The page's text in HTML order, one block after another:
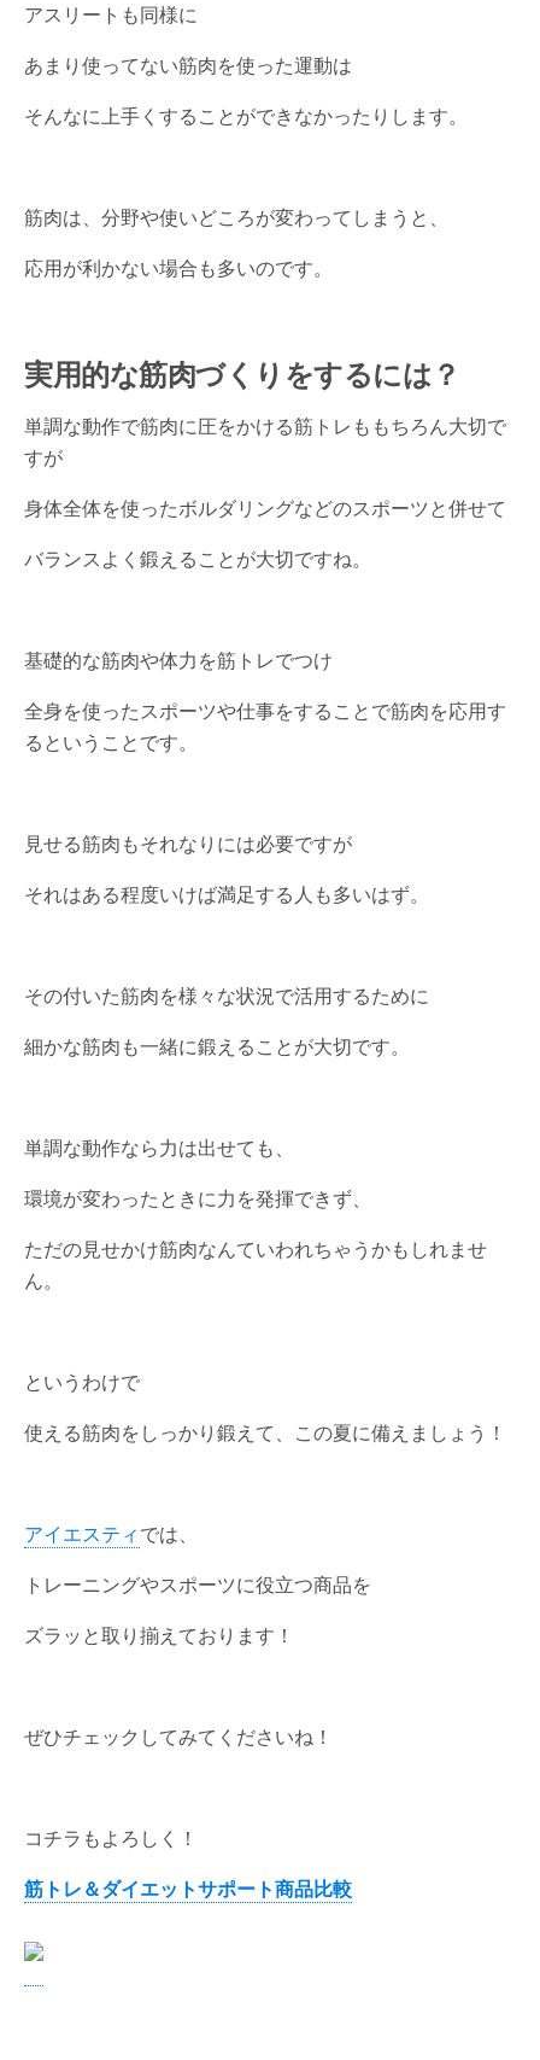
アスリートも同様に
あまり使ってない筋肉を使った運動は
そんなに上手くすることができなかったりします。
筋肉は、分野や使いどころが変わってしまうと、
応用が利かない場合も多いのです。
実用的な筋肉づくりをするには？
単調な動作で筋肉に圧をかける筋トレももちろん大切で
すが
身体全体を使ったボルダリングなどのスポーツと併せて
バランスよく鍛えることが大切ですね。
基礎的な筋肉や体力を筋トレでつけ
全身を使ったスポーツや仕事をすることで筋肉を応用す
るということです。
見せる筋肉もそれなりには必要ですが
それはある程度いけば満足する人も多いはず。
その付いた筋肉を様々な状況で活用するために
細かな筋肉も一緒に鍛えることが大切です。
単調な動作なら力は出せても、
環境が変わったときに力を発揮できず、
ただの見せかけ筋肉なんていわれちゃうかもしれませ
ん。
というわけで
使える筋肉をしっかり鍛えて、この夏に備えましょう！
アイエスティでは、
トレーニングやスポーツに役立つ商品を
ズラッと取り揃えております！
ぜひチェックしてみてくださいね！
コチラもよろしく！
筋トレ＆ダイエットサポート商品比較